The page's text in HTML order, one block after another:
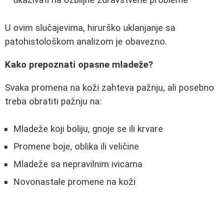
U ovim slučajevima, hirurško uklanjanje sa
patohistološkom analizom je obavezno.
Kako prepoznati opasne mladeže?
Svaka promena na koži zahteva pažnju, ali posebno
treba obratiti pažnju na:
Mladeže koji boliju, gnoje se ili krvare
Promene boje, oblika ili veličine
Mladeže sa nepravilnim ivicama
Novonastale promene na koži